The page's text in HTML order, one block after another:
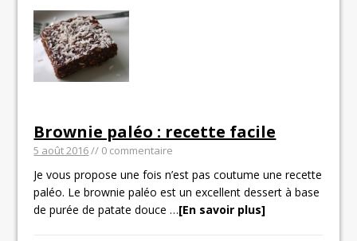
Brownie paléo : recette facile
5 août 2016// 0 commentaire
Je vous propose une fois n’est pas coutume une recette
paléo. Le brownie paléo est un excellent dessert à base
de purée de patate douce…[En savoir plus]